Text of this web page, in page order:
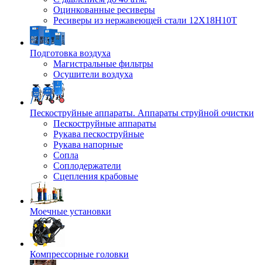
Оцинкованные ресиверы
Ресиверы из нержавеющей стали 12Х18Н10Т
Подготовка воздуха
Магистральные фильтры
Осушители воздуха
Пескоструйные аппараты. Аппараты струйной очистки
Пескоструйные аппараты
Рукава пескоструйные
Рукава напорные
Сопла
Соплодержатели
Сцепления крабовые
Моечные установки
Компрессорные головки